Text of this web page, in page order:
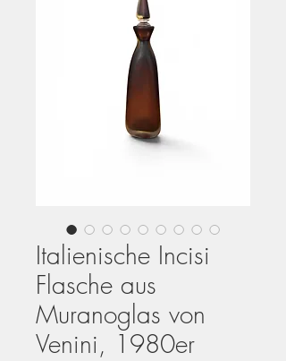
Italienische Incisi
Flasche aus
Muranoglas von
Venini, 1980er